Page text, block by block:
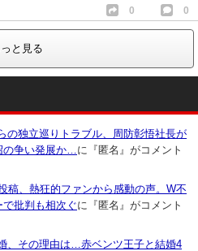
0 0
っと見る
の独立巡りトラブル、周防彰悟社長が
争い発展か… に『匿名』がコメント
稿、熱狂的ファンから感動の声。W不
批判も相次ぐに『匿名』がコメント
、その理由は…赤ベンツ王子と結婚4